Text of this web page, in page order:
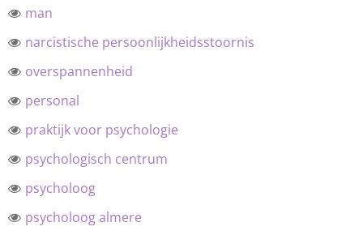
man
narcistische persoonlijkheidsstoornis
overspannenheid
personal
praktijk voor psychologie
psychologisch centrum
psycholoog
psycholoog almere